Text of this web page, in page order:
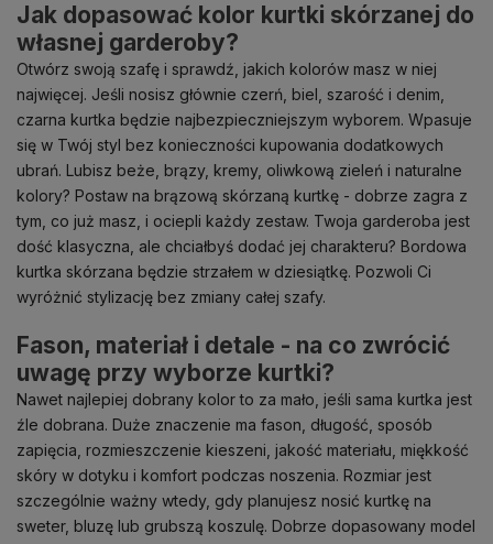
Jak dopasować kolor kurtki skórzanej do
własnej garderoby?
Otwórz swoją szafę i sprawdź, jakich kolorów masz w niej
najwięcej. Jeśli nosisz głównie czerń, biel, szarość i denim,
czarna kurtka będzie najbezpieczniejszym wyborem. Wpasuje
się w Twój styl bez konieczności kupowania dodatkowych
ubrań. Lubisz beże, brązy, kremy, oliwkową zieleń i naturalne
kolory? Postaw na brązową skórzaną kurtkę - dobrze zagra z
tym, co już masz, i ociepli każdy zestaw. Twoja garderoba jest
dość klasyczna, ale chciałbyś dodać jej charakteru? Bordowa
kurtka skórzana będzie strzałem w dziesiątkę. Pozwoli Ci
wyróżnić stylizację bez zmiany całej szafy.
Fason, materiał i detale - na co zwrócić
uwagę przy wyborze kurtki?
Nawet najlepiej dobrany kolor to za mało, jeśli sama kurtka jest
źle dobrana. Duże znaczenie ma fason, długość, sposób
zapięcia, rozmieszczenie kieszeni, jakość materiału, miękkość
skóry w dotyku i komfort podczas noszenia. Rozmiar jest
szczególnie ważny wtedy, gdy planujesz nosić kurtkę na
sweter, bluzę lub grubszą koszulę. Dobrze dopasowany model